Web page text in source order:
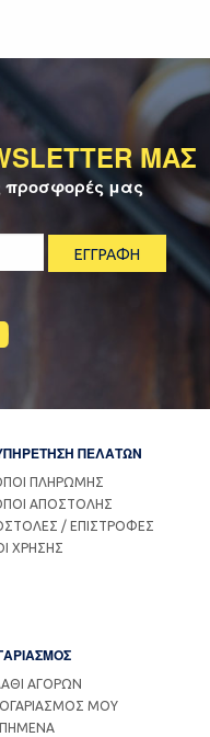
ΜΑΣ
προσφορές μας
ΠΕΛΑΤΩΝ
ΠΛΗΡΩΜΗΣ
ΑΠΟΣΤΟΛΗΣ
/ ΕΠΙΣΤΡΟΦΕΣ
ΧΡΗΣΗΣ
ΑΓΟΡΩΝ
ΜΟΥ